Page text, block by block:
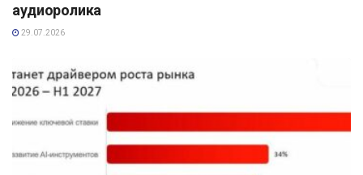
аудиоролика
29.07.2026